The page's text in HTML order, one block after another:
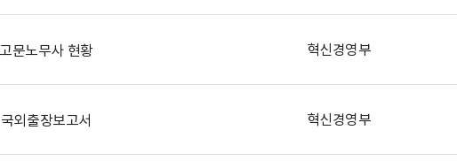
고문노무사 현황 혁신경영부
국외출장보고서 혁신경영부